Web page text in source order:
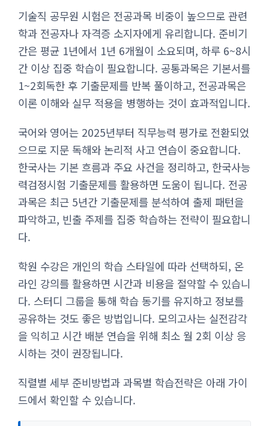
기술직 공무원 시험은 전공과목 비중이 높으므로 관련
학과 전공자나 자격증 소지자에게 유리합니다. 준비기
간은 평균 1년에서 1년 6개월이 소요되며, 하루 6~8시
간 이상 집중 학습이 필요합니다. 공통과목은 기본서를
1~2회독한 후 기출문제를 반복 풀이하고, 전공과목은
이론 이해와 실무 적용을 병행하는 것이 효과적입니다.
국어와 영어는 2025년부터 직무능력 평가로 전환되었
으므로 지문 독해와 논리적 사고 연습이 중요합니다.
한국사는 기본 흐름과 주요 사건을 정리하고, 한국사능
력검정시험 기출문제를 활용하면 도움이 됩니다. 전공
과목은 최근 5년간 기출문제를 분석하여 출제 패턴을
파악하고, 빈출 주제를 집중 학습하는 전략이 필요합니
다.
학원 수강은 개인의 학습 스타일에 따라 선택하되, 온
라인 강의를 활용하면 시간과 비용을 절약할 수 있습니
다. 스터디 그룹을 통해 학습 동기를 유지하고 정보를
공유하는 것도 좋은 방법입니다. 모의고사는 실전감각
을 익히고 시간 배분 연습을 위해 최소 월 2회 이상 응
시하는 것이 권장됩니다.
직렬별 세부 준비방법과 과목별 학습전략은 아래 가이
드에서 확인할 수 있습니다.